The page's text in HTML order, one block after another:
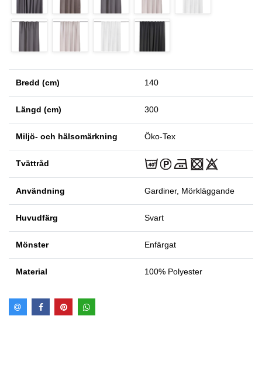
Bredd (cm) 140
Längd (cm) 300
Miljö- och hälsomärkning Öko-Tex
Tvättråd
Användning Gardiner, Mörkläggande
Huvudfärg Svart
Mönster Enfärgat
Material 100% Polyester